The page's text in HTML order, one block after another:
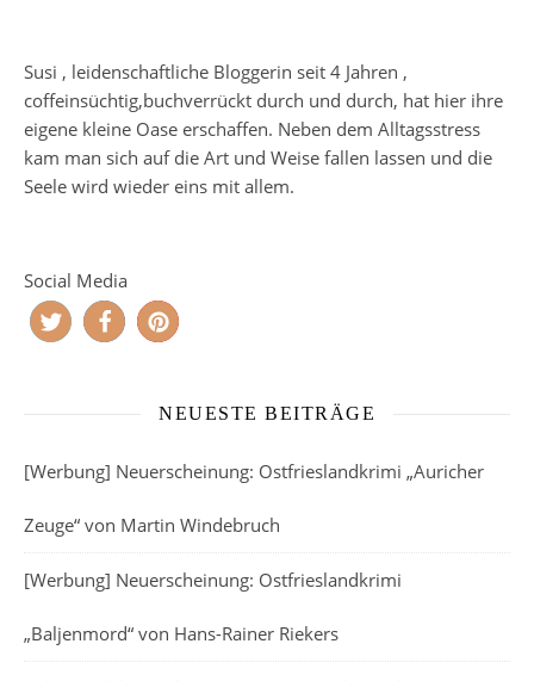
Susi , leidenschaftliche Bloggerin seit 4 Jahren ,
coffeinsüchtig,buchverrückt durch und durch, hat hier ihre
eigene kleine Oase erschaffen. Neben dem Alltagsstress
kam man sich auf die Art und Weise fallen lassen und die
Seele wird wieder eins mit allem.
Social Media
NEUESTE BEITRÄGE
[Werbung] Neuerscheinung: Ostfrieslandkrimi „Auricher
Zeuge“ von Martin Windebruch
[Werbung] Neuerscheinung: Ostfrieslandkrimi
„Baljenmord“ von Hans-Rainer Riekers